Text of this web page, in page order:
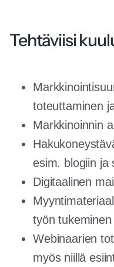
Tehtäviisi
toteuttaminen
Markkinoinnin
esim. blogiin ja
Digitaalinen
työn tukeminen
Webinaarien
myös niillä